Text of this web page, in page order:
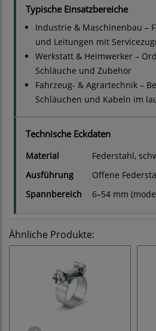
Typische Einsatzbereiche
Industrie & Maschinenbau –
und Leitungen mit
Werkstatt & Heimwerker –
Schläuche und Zubehör
Fahrzeug- & Agrartechnik –
Schläuchen und Kabeln im
Technische Eckdaten
Material
Federstahl,
Ausführung
Offene
Spannbereich
6–54 mm
Ähnliche Produkte: